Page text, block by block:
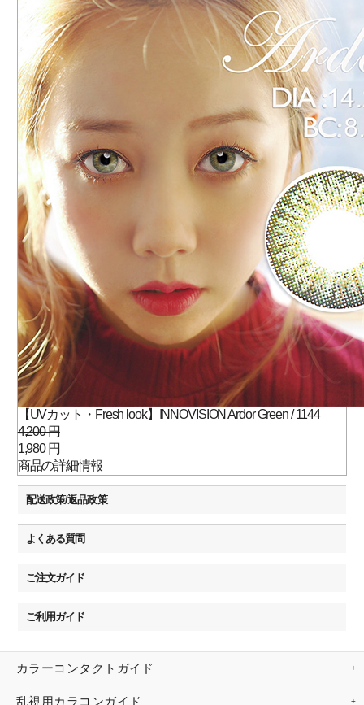
【UVカット・Fresh look】INNOVISION Ardor Green / 1144
4,200 円
1,980 円
商品の詳細情報
配送政策/返品政策
よくある質問
ご注文ガイド
ご利用ガイド
カラーコンタクトガイド
乱視用カラコンガイド